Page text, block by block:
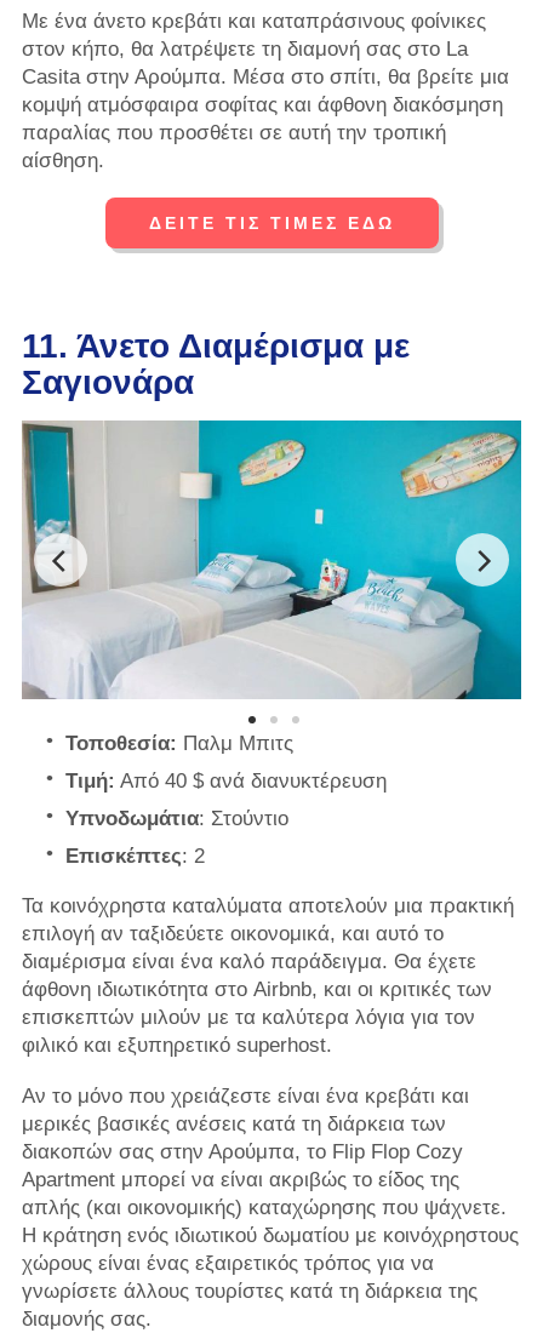
Με ένα άνετο κρεβάτι και καταπράσινους φοίνικες
στον κήπο, θα λατρέψετε τη διαμονή σας στο La
Casita στην Αρούμπα. Μέσα στο σπίτι, θα βρείτε μια
κομψή ατμόσφαιρα σοφίτας και άφθονη διακόσμηση
παραλίας που προσθέτει σε αυτή την τροπική
αίσθηση.
ΔΕΙΤΕ ΤΙΣ ΤΙΜΕΣ ΕΔΩ
11. Άνετο Διαμέρισμα με
Σαγιονάρα
Τοποθεσία: Παλμ Μπιτς
Τιμή: Από 40 $ ανά διανυκτέρευση
Υπνοδωμάτια: Στούντιο
Επισκέπτες: 2
Τα κοινόχρηστα καταλύματα αποτελούν μια πρακτική
επιλογή αν ταξιδεύετε οικονομικά, και αυτό το
διαμέρισμα είναι ένα καλό παράδειγμα. Θα έχετε
άφθονη ιδιωτικότητα στο Airbnb, και οι κριτικές των
επισκεπτών μιλούν με τα καλύτερα λόγια για τον
φιλικό και εξυπηρετικό superhost.
Αν το μόνο που χρειάζεστε είναι ένα κρεβάτι και
μερικές βασικές ανέσεις κατά τη διάρκεια των
διακοπών σας στην Αρούμπα, το Flip Flop Cozy
Apartment μπορεί να είναι ακριβώς το είδος της
απλής (και οικονομικής) καταχώρησης που ψάχνετε.
Η κράτηση ενός ιδιωτικού δωματίου με κοινόχρηστους
χώρους είναι ένας εξαιρετικός τρόπος για να
γνωρίσετε άλλους τουρίστες κατά τη διάρκεια της
διαμονής σας.